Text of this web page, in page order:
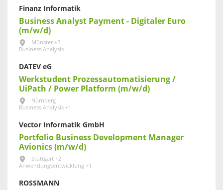
Finanz Informatik
Business Analyst Payment - Digitaler Euro
(m/w/d)
Münster +2
Business Analysis
DATEV eG
Werkstudent Prozessautomatisierung /
UiPath / Power Platform (m/w/d)
Nürnberg
Business Analysis +1
Vector Informatik GmbH
Portfolio Business Development Manager
Avionics (m/w/d)
Stuttgart +2
Anwendungsentwicklung +1
ROSSMANN